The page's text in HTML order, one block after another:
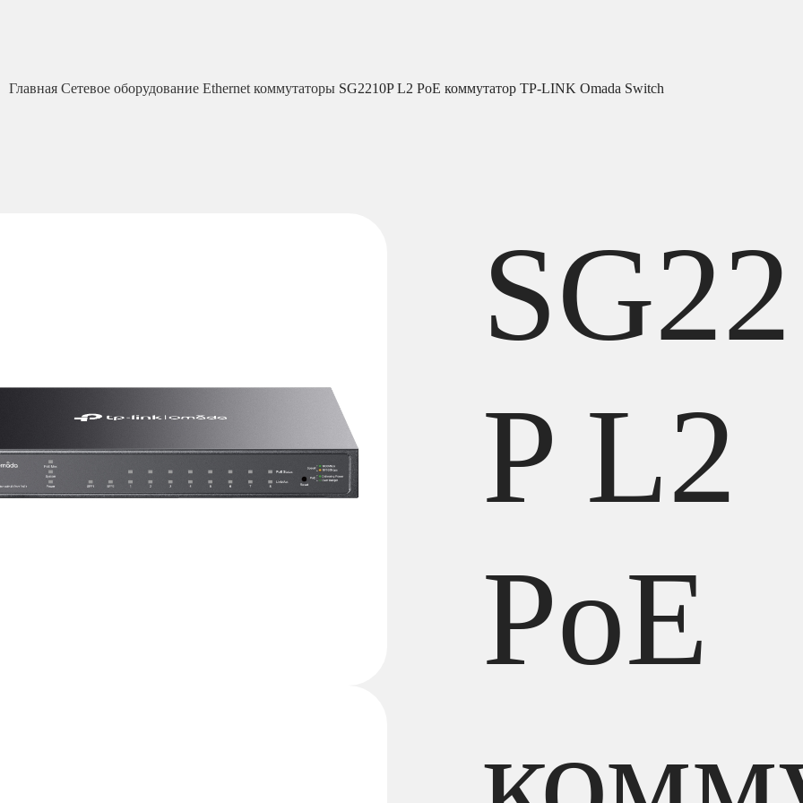
Главная Сетевое оборудование Ethernet коммутаторы SG2210P L2 PoE коммутатор TP-LINK Omada Switch
P L2
PoE